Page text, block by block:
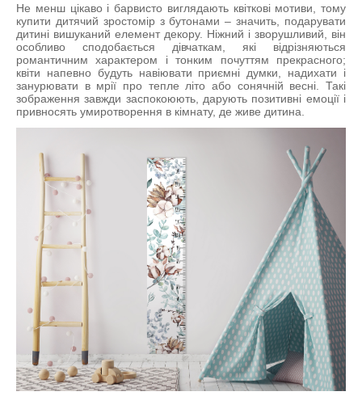
Не менш цікаво і барвисто виглядають квіткові мотиви, тому
купити дитячий зростомір з бутонами – значить, подарувати
дитині вишуканий елемент декору. Ніжний і зворушливий, він
особливо сподобається дівчаткам, які відрізняються
романтичним характером і тонким почуттям прекрасного;
квіти напевно будуть навіювати приємні думки, надихати і
занурювати в мрії про тепле літо або сонячній весні. Такі
зображення завжди заспокоюють, дарують позитивні емоції і
привносять умиротворення в кімнату, де живе дитина.